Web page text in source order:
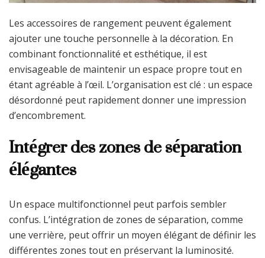
Les accessoires de rangement peuvent également
ajouter une touche personnelle à la décoration. En
combinant fonctionnalité et esthétique, il est
envisageable de maintenir un espace propre tout en
étant agréable à l’œil. L’organisation est clé : un espace
désordonné peut rapidement donner une impression
d’encombrement.
Intégrer des zones de séparation
élégantes
Un espace multifonctionnel peut parfois sembler
confus. L’intégration de zones de séparation, comme
une verrière, peut offrir un moyen élégant de définir les
différentes zones tout en préservant la luminosité.